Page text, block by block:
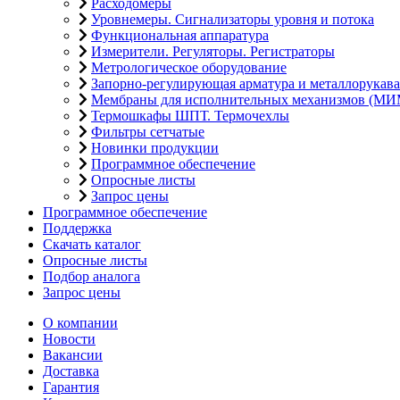
Расходомеры
Уровнемеры. Сигнализаторы уровня и потока
Функциональная аппаратура
Измерители. Регуляторы. Регистраторы
Метрологическое оборудование
Запорно-регулирующая арматура и металлорукава
Мембраны для исполнительных механизмов
Термошкафы ШПТ. Термочехлы
Фильтры сетчатые
Новинки продукции
Программное обеспечение
Опросные листы
Запрос цены
Программное обеспечение
Поддержка
Скачать каталог
Опросные листы
Подбор аналога
Запрос цены
О компании
Новости
Вакансии
Доставка
Гарантия